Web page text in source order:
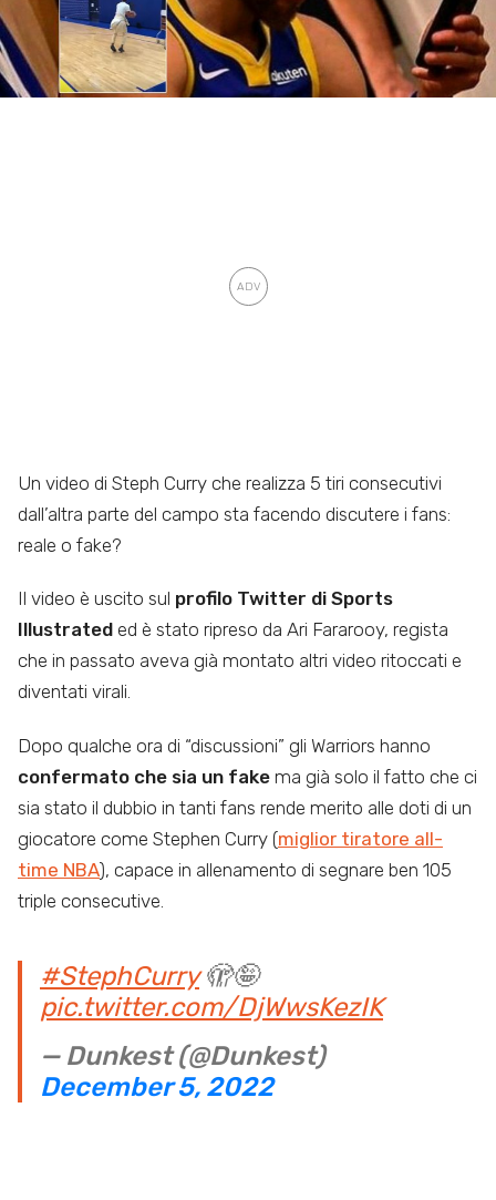
Un video di Steph Curry che realizza 5 tiri consecutivi
dall’altra parte del campo sta facendo discutere i fans:
reale o fake?
Il video è uscito sul profilo Twitter di Sports
Illustrated ed è stato ripreso da Ari Fararooy, regista
che in passato aveva già montato altri video ritoccati e
diventati virali.
Dopo qualche ora di “discussioni” gli Warriors hanno
confermato che sia un fake ma già solo il fatto che ci
sia stato il dubbio in tanti fans rende merito alle doti di un
giocatore come Stephen Curry (miglior tiratore all-
time NBA), capace in allenamento di segnare ben 105
triple consecutive.
#StephCurry🫣🤪
pic.twitter.com/DjWwsKezIK
— Dunkest (@Dunkest)
December 5, 2022